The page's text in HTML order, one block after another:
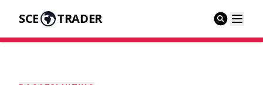
SCE TRADER